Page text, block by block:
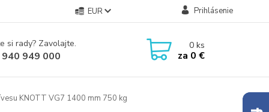
EUR Prihlásenie
si rady? Zavolajte.
949 000
0ks
za 0 €
KNOTT VG7 1400 mm 750 kg